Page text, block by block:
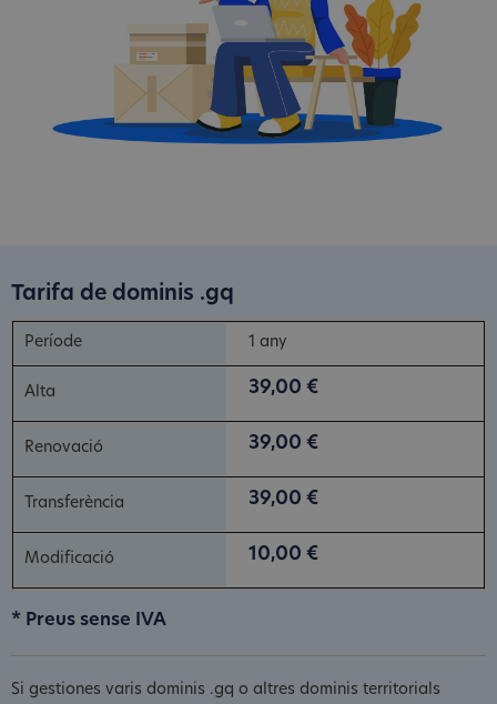
Tarifa de dominis .gq
1 any
39,00 €
39,00 €
39,00 €
10,00 €
* Preus sense IVA
Si gestiones varis dominis .gq o altres dominis territorials